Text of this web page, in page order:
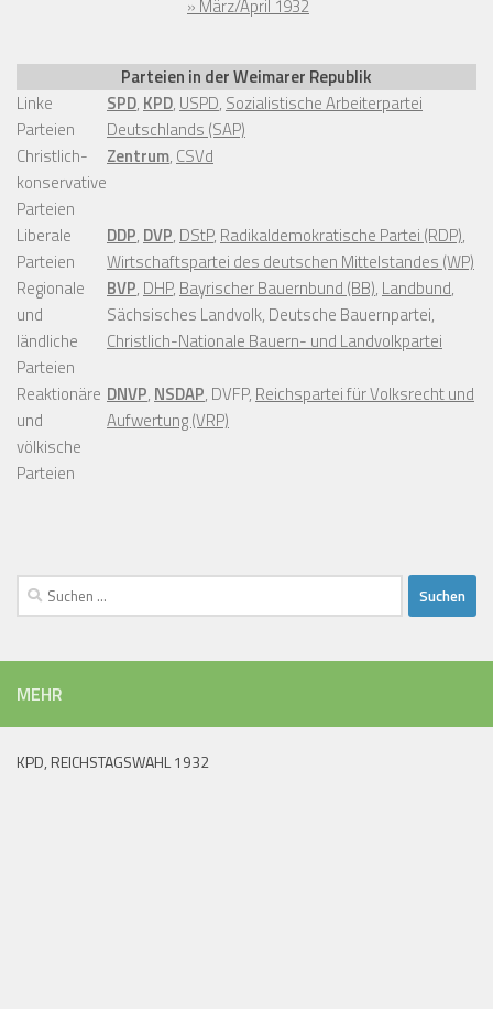
» März/April 1932
Parteien in der Weimarer Republik
Linke
Parteien
SPD, KPD, USPD, Sozialistische Arbeiterpartei
Deutschlands (SAP)
Christlich-
konservative
Parteien
Zentrum, CSVd
Liberale
Parteien
DDP, DVP, DStP, Radikaldemokratische Partei (RDP),
Wirtschaftspartei des deutschen Mittelstandes (WP)
Regionale
und
ländliche
Parteien
BVP, DHP, Bayrischer Bauernbund (BB), Landbund,
Sächsisches Landvolk, Deutsche Bauernpartei,
Christlich-Nationale Bauern- und Landvolkpartei
Reaktionäre
und
völkische
Parteien
DNVP, NSDAP, DVFP, Reichspartei für Volksrecht und
Aufwertung (VRP)
Suchen
nach:
MEHR
KPD, REICHSTAGSWAHL 1932